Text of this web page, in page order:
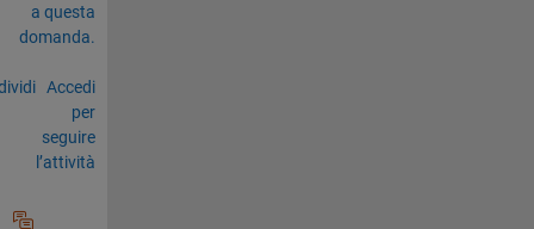
a questa
domanda.
Accedi
per
seguire
l’attività